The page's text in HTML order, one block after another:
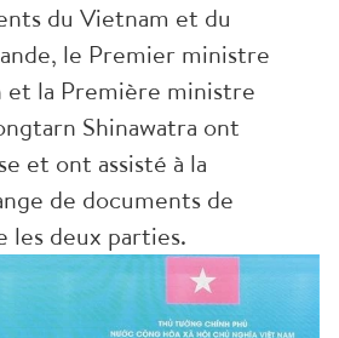
du Vietnam et du
le Premier ministre
et la Première ministre
Shinawatra ont
et ont assisté à la
de documents de
les deux parties.